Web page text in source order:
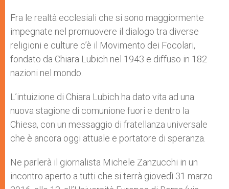
Fra le realtà ecclesiali che si sono maggiormente
impegnate nel promuovere il dialogo tra diverse
religioni e culture c’è il Movimento dei Focolari,
fondato da Chiara Lubich nel 1943 e diffuso in 182
nazioni nel mondo.
L’intuizione di Chiara Lubich ha dato vita ad una
nuova stagione di comunione fuori e dentro la
Chiesa, con un messaggio di fratellanza universale
che è ancora oggi attuale e portatore di speranza.
Ne parlerà il giornalista Michele Zanzucchi in un
incontro aperto a tutti che si terrà giovedì 31 marzo